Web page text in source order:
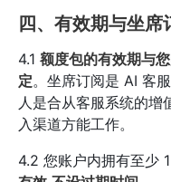
四、有效期与坐席
4.1 额度包的有效期与
定。坐席订阅是 AI 客
人是合从客服系统的增
入渠道方能工作。
4.2 您账户内拥有至少